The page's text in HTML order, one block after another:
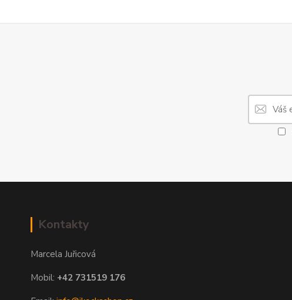
Kontakty
Marcela Juřicová
Mobil: +42 731519 176